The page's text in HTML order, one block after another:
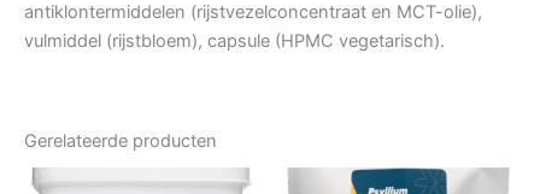
antiklontermiddelen (rijstvezelconcentraat en MCT-olie),
vulmiddel (rijstbloem), capsule (HPMC vegetarisch).
Gerelateerde producten